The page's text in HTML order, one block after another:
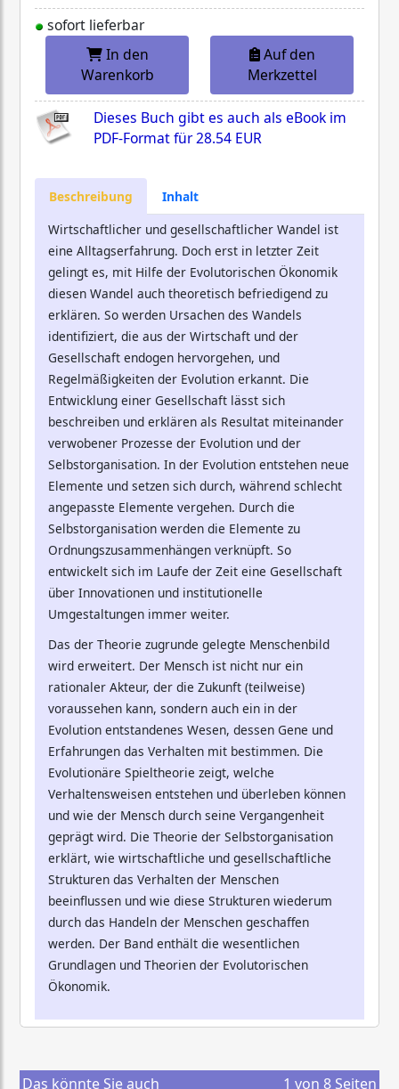
sofort lieferbar
In den
Warenkorb
Auf den
Merkzettel
Dieses Buch gibt es auch als eBook im
PDF-Format für28.54 EUR
Beschreibung
Inhalt
Wirtschaftlicher und gesellschaftlicher Wandel ist
eine Alltagserfahrung. Doch erst in letzter Zeit
gelingt es, mit Hilfe der Evolutorischen Ökonomik
diesen Wandel auch theoretisch befriedigend zu
erklären. So werden Ursachen des Wandels
identifiziert, die aus der Wirtschaft und der
Gesellschaft endogen hervorgehen, und
Regelmäßigkeiten der Evolution erkannt. Die
Entwicklung einer Gesellschaft lässt sich
beschreiben und erklären als Resultat miteinander
verwobener Prozesse der Evolution und der
Selbstorganisation. In der Evolution entstehen neue
Elemente und setzen sich durch, während schlecht
angepasste Elemente vergehen. Durch die
Selbstorganisation werden die Elemente zu
Ordnungszusammenhängen verknüpft. So
entwickelt sich im Laufe der Zeit eine Gesellschaft
über Innovationen und institutionelle
Umgestaltungen immer weiter.
Das der Theorie zugrunde gelegte Menschenbild
wird erweitert. Der Mensch ist nicht nur ein
rationaler Akteur, der die Zukunft (teilweise)
voraussehen kann, sondern auch ein in der
Evolution entstandenes Wesen, dessen Gene und
Erfahrungen das Verhalten mit bestimmen. Die
Evolutionäre Spieltheorie zeigt, welche
Verhaltensweisen entstehen und überleben können
und wie der Mensch durch seine Vergangenheit
geprägt wird. Die Theorie der Selbstorganisation
erklärt, wie wirtschaftliche und gesellschaftliche
Strukturen das Verhalten der Menschen
beeinflussen und wie diese Strukturen wiederum
durch das Handeln der Menschen geschaffen
werden. Der Band enthält die wesentlichen
Grundlagen und Theorien der Evolutorischen
Ökonomik.
Das könnte Sie auch
1 von 8 Seiten